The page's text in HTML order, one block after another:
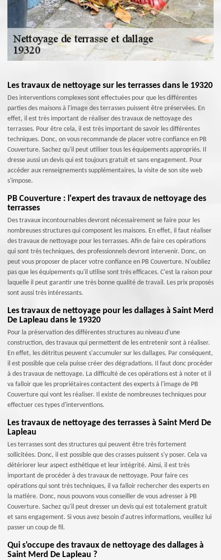
Les travaux de nettoyage sur les terrasses dans le 19320
Des interventions complexes sont effectuées pour que les différentes
parties des maisons à l'image des terrasses puissent être préservées. En
effet, il est très important de réaliser des travaux de nettoyage des
terrasses. Pour être cela, il est très important de savoir les différentes
techniques. Donc, on vous recommande de placer votre confiance en PB
Couverture. Sachez qu'il peut utiliser tous les équipements appropriés. Il
dresse aussi un devis qui est toujours gratuit et sans engagement. Pour
accéder aux renseignements supplémentaires, la visite de son site web
s'impose.
PB Couverture : l'expert des travaux de nettoyage des
terrasses
Des travaux incontournables devront nécessairement se faire pour les
nombreuses structures qui composent les maisons. En effet, il faut réaliser
des travaux de nettoyage pour les terrasses. Afin de faire ces opérations
qui sont très techniques, des professionnels devront intervenir. Donc, on
peut vous proposer de placer votre confiance en PB Couverture. N'oubliez
pas que les équipements qu'il utilise sont très efficaces. C'est la raison pour
laquelle il peut garantir une très bonne qualité de travail. Les prix proposés
sont aussi très intéressants.
Les travaux de nettoyage pour les dallages à Saint Merd
De Lapleau dans le 19320
Pour la préservation des différentes structures au niveau d'une
construction, des travaux qui permettent de les entretenir sont à réaliser.
En effet, les détritus peuvent s'accumuler sur les dallages. Par conséquent,
il est possible que cela puisse créer des dégradations. Il faut donc procéder
à des travaux de nettoyage. La difficulté de ces opérations est à noter et il
va falloir que les propriétaires contactent des experts à l'image de PB
Couverture qui vont les réaliser. Il existe de nombreuses techniques pour
effectuer ces types d'interventions.
Les travaux de nettoyage des terrasses à Saint Merd De
Lapleau
Les terrasses sont des structures qui peuvent être très fortement
sollicitées. Donc, il est possible que des crasses puissent s'y poser. Cela va
détériorer leur aspect esthétique et leur intégrité. Ainsi, il est très
important de procéder à des travaux de nettoyage. Pour faire ces
opérations qui sont très techniques, il va falloir rechercher des experts en
la matière. Donc, nous pouvons vous conseiller de vous adresser à PB
Couverture. Sachez qu'il peut dresser un devis qui est totalement gratuit
et sans engagement. Si vous avez besoin d'autres informations, veuillez lui
passer un coup de fil.
Qui s'occupe des travaux de nettoyage des dallages à
Saint Merd De Lapleau ?